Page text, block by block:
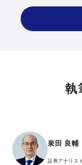
執
泉田 良輔
証券アナリス